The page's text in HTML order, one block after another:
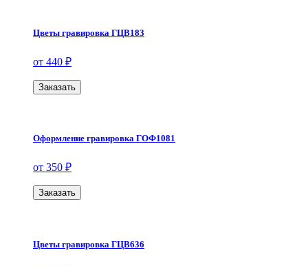
Цветы гравировка ГЦВ183
от 440 ₽
Заказать
Оформление гравировка ГОФ1081
от 350 ₽
Заказать
Цветы гравировка ГЦВ636